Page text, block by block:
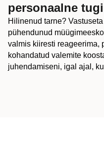
personaalne
Hilinenud tarne?
pühendunud
valmis kiiresti reageerima,
kohandatud valemite
juhendamiseni, igal ajal,